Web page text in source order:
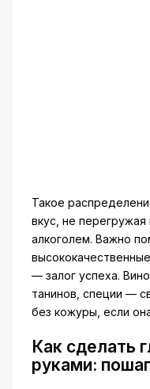
Такое
вкус, не перегружая
алкоголем. Важно
— залог успеха.
танинов, специи —
без кожуры, если
Как сделать
руками: